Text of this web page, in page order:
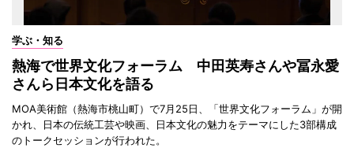
学ぶ・知る
熱海で世界文化フォーラム 中田英寿さんや冨永愛
さんら日本文化を語る
MOA美術館（熱海市桃山町）で7月25日、「世界文化フォーラム」が開
かれ、日本の伝統工芸や映画、日本文化の魅力をテーマにした3部構成
のトークセッションが行われた。